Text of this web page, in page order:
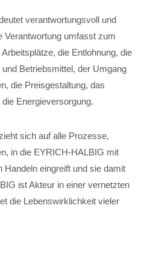
verantwortungsvoll und
Verantwortung umfasst zum
die Entlohnung, die
Betriebsmittel, der Umgang
die Preisgestaltung, das
Energieversorgung.
sich auf alle Prozesse,
in die EYRICH-HALBIG mit
eingreift und sie damit
ist Akteur in einer vernetzten
die Lebenswirklichkeit vieler